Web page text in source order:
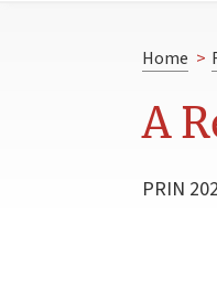
Home >
A
PRIN